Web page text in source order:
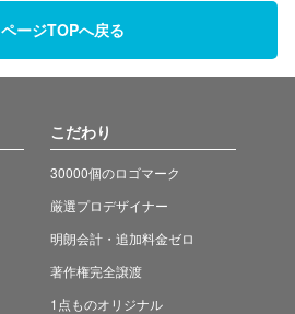
ページTOPへ戻る
こだわり
30000個のロゴマーク
厳選プロデザイナー
明朗会計・追加料金ゼロ
著作権完全譲渡
1点ものオリジナル